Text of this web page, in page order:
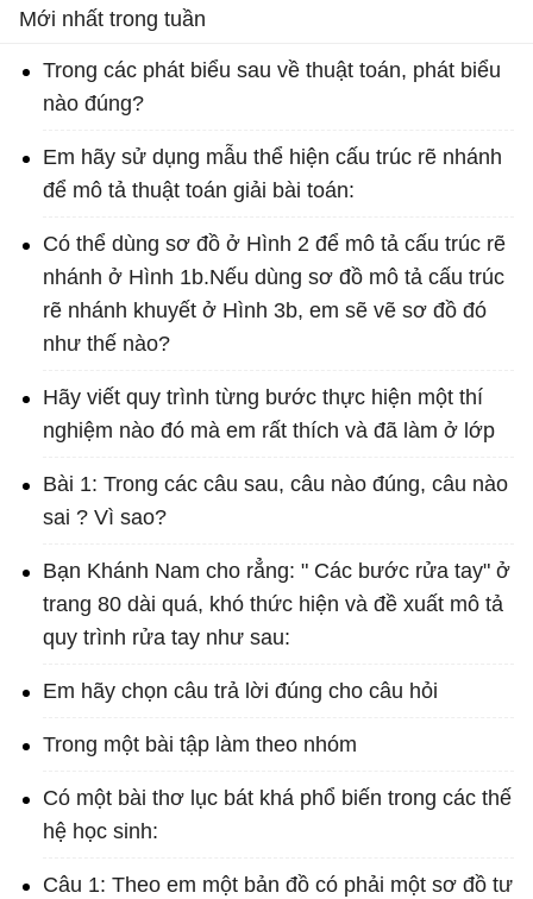
Mới nhất trong tuần
Trong các phát biểu sau về thuật toán, phát biểu
nào đúng?
Em hãy sử dụng mẫu thể hiện cấu trúc rẽ nhánh
để mô tả thuật toán giải bài toán:
Có thể dùng sơ đồ ở Hình 2 để mô tả cấu trúc rẽ
nhánh ở Hình 1b.Nếu dùng sơ đồ mô tả cấu trúc
rẽ nhánh khuyết ở Hình 3b, em sẽ vẽ sơ đồ đó
như thế nào?
Hãy viết quy trình từng bước thực hiện một thí
nghiệm nào đó mà em rất thích và đã làm ở lớp
Bài 1: Trong các câu sau, câu nào đúng, câu nào
sai ? Vì sao?
Bạn Khánh Nam cho rẳng: " Các bước rửa tay" ở
trang 80 dài quá, khó thức hiện và đề xuất mô tả
quy trình rửa tay như sau:
Em hãy chọn câu trả lời đúng cho câu hỏi
Trong một bài tập làm theo nhóm
Có một bài thơ lục bát khá phổ biến trong các thế
hệ học sinh:
Câu 1: Theo em một bản đồ có phải một sơ đồ tư